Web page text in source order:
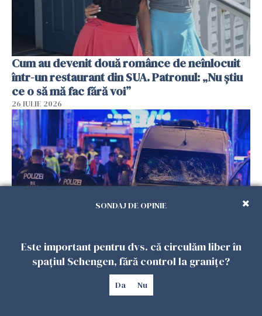
Cum au devenit două românce de neînlocuit
într-un restaurant din SUA. Patronul: „Nu știu
ce o să mă fac fără voi”
26 IULIE 2026
Teroare la Berlin, în timpul Gay Pride: o dubiță
a intrat în mulțime. Un mort și 15 răniți
SONDAJ DE OPINIE
Este important pentru dvs. că circulăm liber în
spațiul Schengen, fără control la granițe?
Da Nu